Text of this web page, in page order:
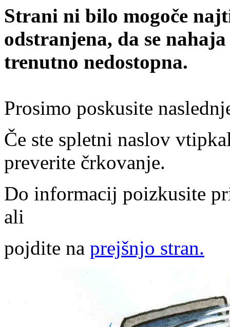
Strani ni bilo mogoče
odstranjena, da se
trenutno nedostopna.
Prosimo poskusite
Če ste spletni naslov
preverite črkovanje.
Do informacij poizkusite
ali
pojdite na prejšnjo stran.